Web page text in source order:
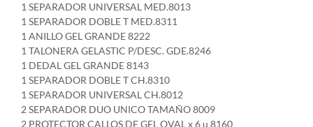
1 SEPARADOR UNIVERSAL MED.8013
1 SEPARADOR DOBLE T MED.8311
1 ANILLO GEL GRANDE 8222
1 TALONERA GELASTIC P/DESC. GDE.8246
1 DEDAL GEL GRANDE 8143
1 SEPARADOR DOBLE T CH.8310
1 SEPARADOR UNIVERSAL CH.8012
2 SEPARADOR DUO UNICO TAMAÑO 8009
2 PROTECTOR CALLOS DE GEL OVAL x 6 u 8160